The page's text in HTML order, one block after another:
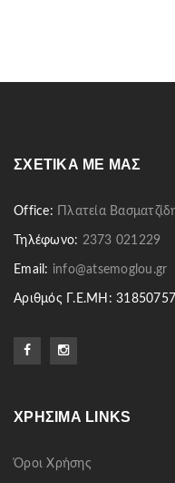
ΣΧΕΤΙΚΆ ΜΕ ΜΑΣ
Office: Πλατεία
Τηλέφωνο: 2373 021229
Email: info@atsemoglou.gr
Αριθμός Γ.Ε.ΜΗ:
ΧΡΉΣΙΜΑ LINKS
Όροι Χρήσης